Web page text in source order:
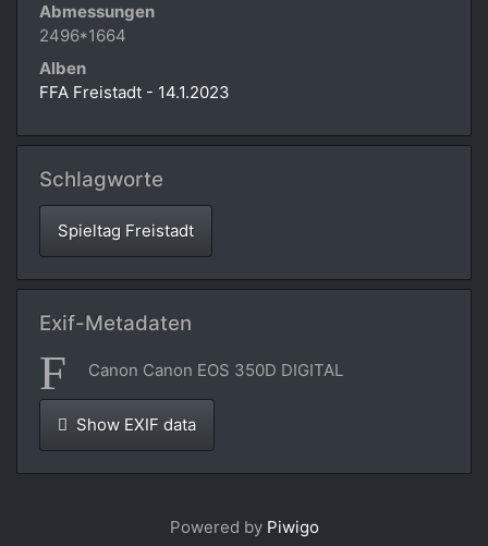
Abmessungen
2496*1664
Alben
FFA Freistadt - 14.1.2023
Schlagworte
Spieltag Freistadt
Exif-Metadaten
Canon Canon EOS 350D DIGITAL
Show EXIF data
Powered by Piwigo